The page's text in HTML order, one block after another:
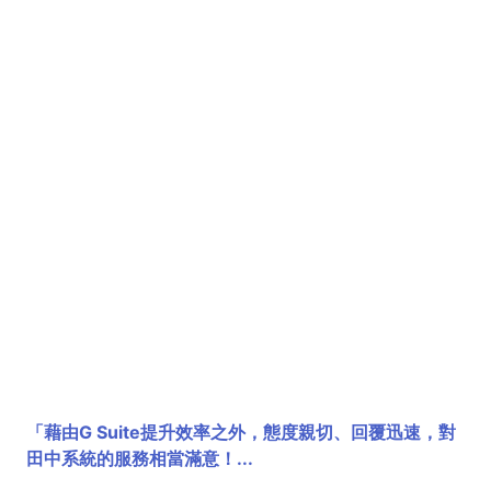
「藉由G Suite提升效率之外，態度親切、回覆迅速，對
田中系統的服務相當滿意！...